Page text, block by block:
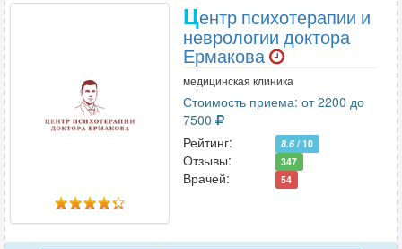
Центр психотерапии и
неврологии доктора
Ермакова
медицинская клиника
Стоимость приема: от 2200 до
7500
Рейтинг:
8.6 / 10
Отзывы: 347
Врачей: 54